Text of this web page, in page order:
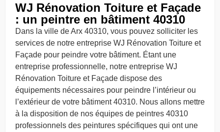
WJ Rénovation Toiture et Façade
: un peintre en bâtiment 40310
Dans la ville de Arx 40310, vous pouvez solliciter les
services de notre entreprise WJ Rénovation Toiture et
Façade pour peindre votre bâtiment. Étant une
entreprise professionnelle, notre entreprise WJ
Rénovation Toiture et Façade dispose des
équipements nécessaires pour peindre l’intérieur ou
l’extérieur de votre bâtiment 40310. Nous allons mettre
à la disposition de nos équipes de peintres 40310
professionnels des peintures spécifiques qui ont une